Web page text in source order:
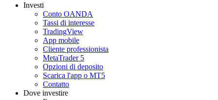
Investi
Conto OANDA
Tassi di interesse
TradingView
App mobile
Cliente professionista
MetaTrader 5
Opzioni di deposito
Scarica l'app o MT5
Contatto
Dove investire